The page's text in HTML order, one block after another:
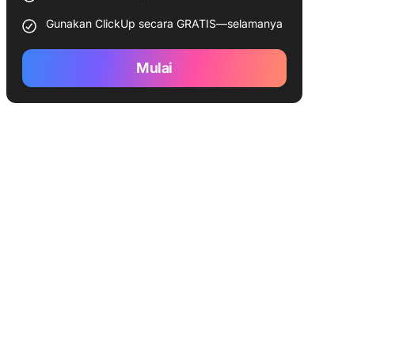
Gunakan ClickUp secara GRATIS—selamanya
Mulai